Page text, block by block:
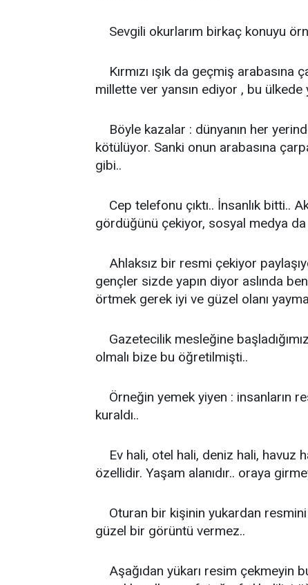
Sevgili okurlarım birkaç konuyu
Kırmızı ışık da geçmiş
millette ver yansın ediyor , bu ülkede
Böyle kazalar : dünyanın her
kötülüyor. Sanki onun arabasına
gibi..
Cep telefonu çıktı.. İnsanlık bitti..
gördüğünü çekiyor, sosyal medya
Ahlaksız bir resmi çekiyor
gençler sizde yapın diyor aslında
örtmek gerek iyi ve güzel olanı
Gazetecilik mesleğine
olmalı bize bu öğretilmişti..
Örneğin yemek yiyen : insanların
kuraldı..
Ev hali, otel hali, deniz hali, havuz
özellidir. Yaşam alanıdır.. oraya
Oturan bir kişinin yukardan
güzel bir görüntü vermez..
Aşağıdan yükarı resim çekmeyin